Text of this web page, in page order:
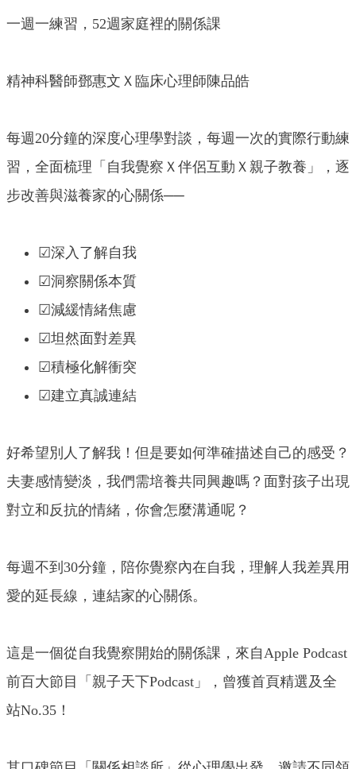
一週一練習，52週家庭裡的關係課
精神科醫師鄧惠文Ｘ臨床心理師陳品皓
每週20分鐘的深度心理學對談，每週一次的實際行動練
習，全面梳理「自我覺察Ｘ伴侶互動Ｘ親子教養」，逐
步改善與滋養家的心關係──
☑深入了解自我
☑洞察關係本質
☑減緩情緒焦慮
☑坦然面對差異
☑積極化解衝突
☑建立真誠連結
好希望別人了解我！但是要如何準確描述自己的感受？
夫妻感情變淡，我們需培養共同興趣嗎？面對孩子出現
對立和反抗的情緒，你會怎麼溝通呢？
每週不到30分鐘，陪你覺察內在自我，理解人我差異用
愛的延長線，連結家的心關係。
這是一個從自我覺察開始的關係課，來自Apple Podcast
前百大節目「親子天下Podcast」，曾獲首頁精選及全
站No.35！